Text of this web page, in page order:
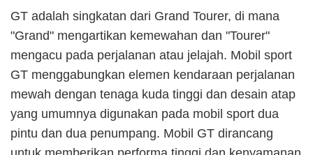
GT adalah singkatan dari Grand Tourer, di mana
"Grand" mengartikan kemewahan dan "Tourer"
mengacu pada perjalanan atau jelajah. Mobil sport
GT menggabungkan elemen kendaraan perjalanan
mewah dengan tenaga kuda tinggi dan desain atap
yang umumnya digunakan pada mobil sport dua
pintu dan dua penumpang. Mobil GT dirancang